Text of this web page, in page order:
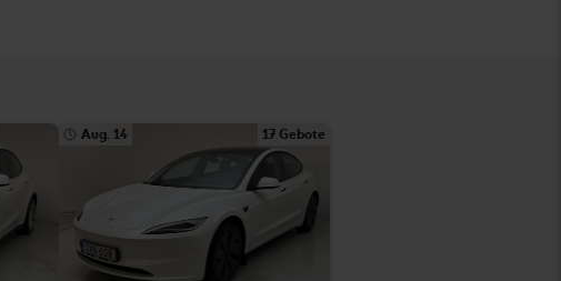
Aug. 14 17 Gebote